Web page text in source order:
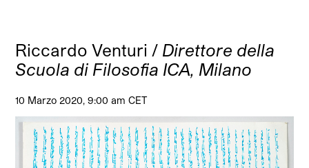
Riccardo Venturi / Direttore della
Scuola di Filosofia ICA, Milano
10 Marzo 2020, 9:00 am CET